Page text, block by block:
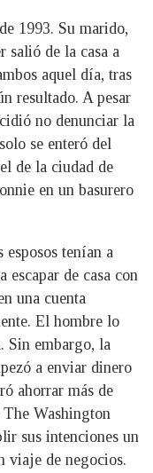
1993. Su marido,
salió de la casa a
aquel día, tras
resultado. A pesar
no denunciar la
se enteró del
de la ciudad de
en un basurero
tenían a
escapar de casa con
una cuenta
El hombre lo
Sin embargo, la
a enviar dinero
ahorrar más de
The Washington
sus intenciones un
viaje de negocios.